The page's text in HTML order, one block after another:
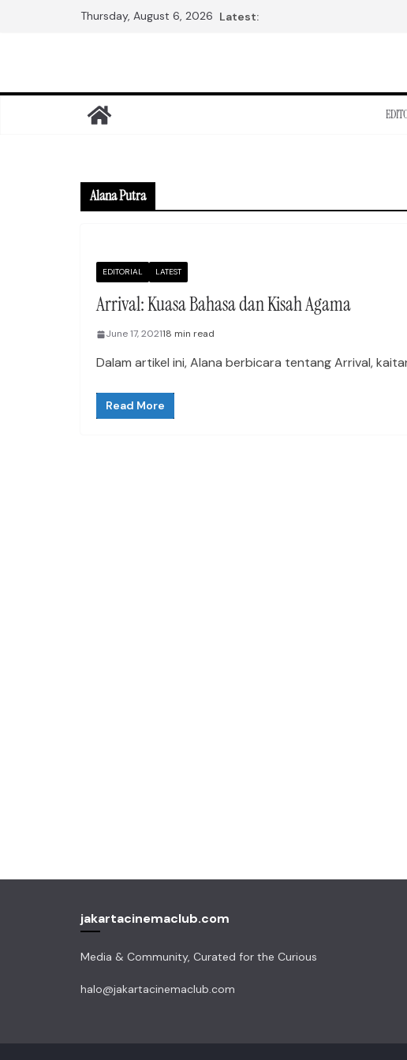
Thursday, August 6, 2026 Latest:
Alana Putra
EDITORIAL LATEST
Arrival: Kuasa Bahasa dan Kisah Agama
June 17, 202118 min read
Dalam artikel ini, Alana berbicara tentang Arrival,
Read More
jakartacinemaclub.com
Media & Community, Curated for the Curious
halo@jakartacinemaclub.com